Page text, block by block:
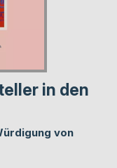
in den
von